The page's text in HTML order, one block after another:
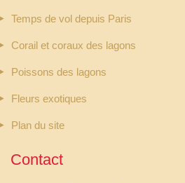
Temps de vol depuis Paris
Corail et coraux des lagons
Poissons des lagons
Fleurs exotiques
Plan du site
Contact